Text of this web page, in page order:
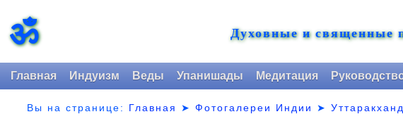
ॐ Духовные и священные
Главная Индуизм Веды Упанишады Медитация
Вы на странице: Главная ➤Фотогалереи Индии ➤Уттаракханд